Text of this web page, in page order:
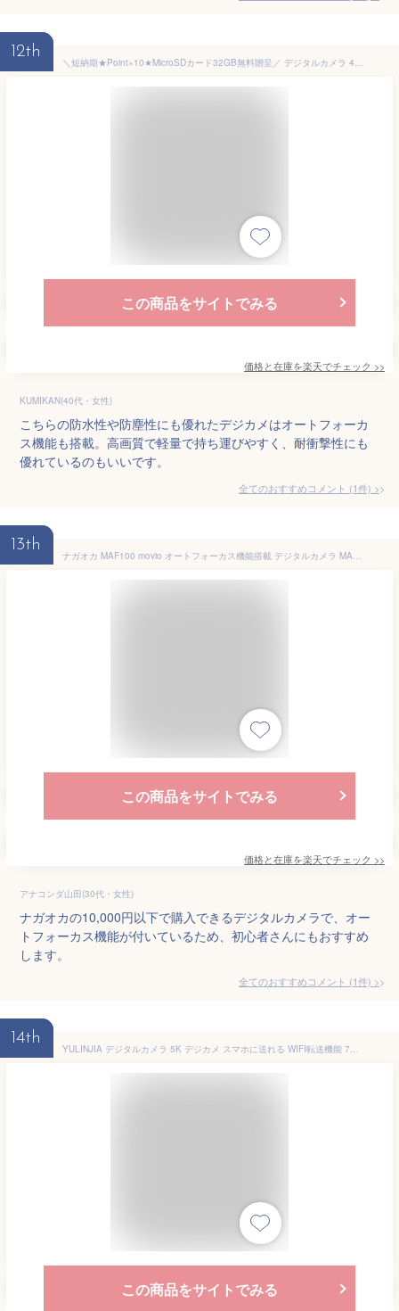
12th
＼短納期★Point×10★MicroSDカード32GB無料贈呈／ デジタルカメラ 4K 防塵 かわいい 5800万画素 高画質 軽量 2.88インチ 16倍ズーム 高倍率 手ぶれ補正 オートフォーカス ポータブル キッズカメラ 防塵 耐衝撃 子供用 子どもカメラ クリスマスプレゼント
この商品をサイトでみる
価格と在庫を楽天でチェック >>
KUMIKAN(40代・女性)
こちらの防水性や防塵性にも優れたデジカメはオートフォーカ
ス機能も搭載。高画質で軽量で持ち運びやすく、耐衝撃性にも
優れているのもいいです。
全てのおすすめコメント (1件) >
13th
ナガオカ MAF100 movio オートフォーカス機能搭載 デジタルカメラ MAF100
この商品をサイトでみる
価格と在庫を楽天でチェック >>
アナコンダ山田(30代・女性)
ナガオカの10,000円以下で購入できるデジタルカメラで、オー
トフォーカス機能が付いているため、初心者さんにもおすすめ
します。
全てのおすすめコメント (1件) >
14th
YULINJIA デジタルカメラ 5K デジカメ スマホに送れる WIFI転送機能 7200万画素 64GBマイクロSDカード付き オートフォーカス機能 16倍デジタルズーム LEDライト ウェブカメラ 2.8インチデイスプレイ バッテリー2枚付属 子供や初心者向けコンデジ 子供の日 新年 クリスマスプレゼント(ブラック）
この商品をサイトでみる